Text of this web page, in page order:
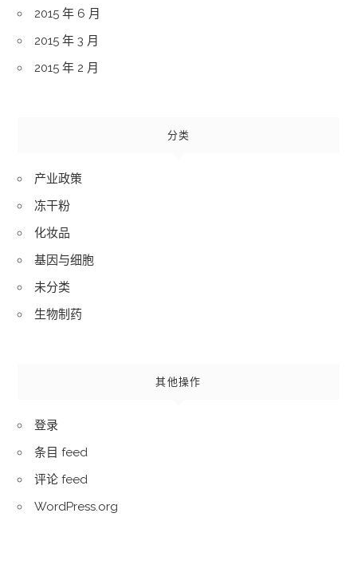
2015 年 6 月
2015 年 3 月
2015 年 2 月
分类
产业政策
冻干粉
化妆品
基因与细胞
未分类
生物制药
其他操作
登录
条目 feed
评论 feed
WordPress.org